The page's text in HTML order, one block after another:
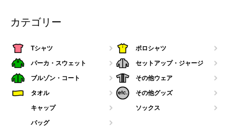
カテゴリー
Tシャツ ポロシャツ
パーカ・スウェット セットアップ・ジャージ
ブルゾン・コート その他ウェア
タオル その他グッズ
キャップ ソックス
バッグ